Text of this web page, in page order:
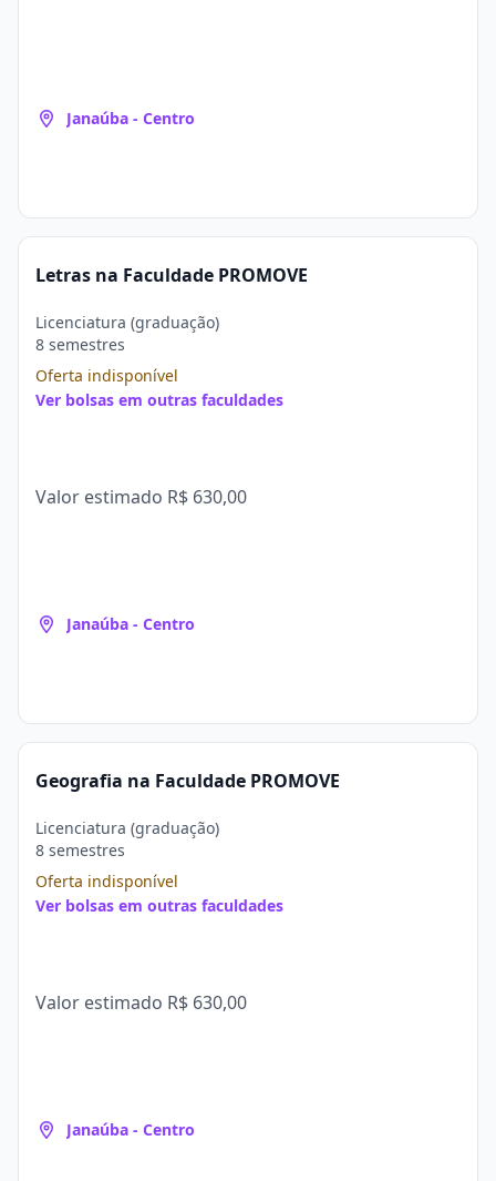
Janaúba - Centro
Letras na Faculdade PROMOVE
Licenciatura (graduação)
8 semestres
Oferta indisponível
Ver bolsas em outras faculdades
Valor estimado R$ 630,00
Janaúba - Centro
Geografia na Faculdade PROMOVE
Licenciatura (graduação)
8 semestres
Oferta indisponível
Ver bolsas em outras faculdades
Valor estimado R$ 630,00
Janaúba - Centro